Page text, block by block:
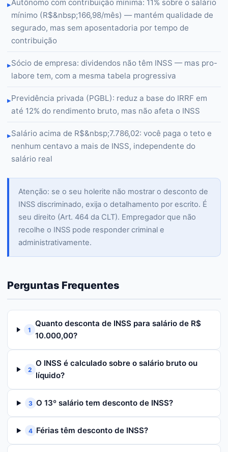
▸Autônomo com contribuição mínima: 11% sobre o salário
mínimo (R$&nbsp;166,98/mês) — mantém qualidade de
segurado, mas sem aposentadoria por tempo de
contribuição
▸Sócio de empresa: dividendos não têm INSS — mas pro-
labore tem, com a mesma tabela progressiva
▸Previdência privada (PGBL): reduz a base do IRRF em
até 12% do rendimento bruto, mas não afeta o INSS
▸Salário acima de R$&nbsp;7.786,02: você paga o teto e
nenhum centavo a mais de INSS, independente do
salário real
Atenção: se o seu holerite não mostrar o desconto de
INSS discriminado, exija o detalhamento por escrito. É
seu direito (Art. 464 da CLT). Empregador que não
recolhe o INSS pode responder criminal e
administrativamente.
Perguntas Frequentes
1
Quanto desconta de INSS para salário de R$
10.000,00?
2
O INSS é calculado sobre o salário bruto ou
líquido?
3 O 13º salário tem desconto de INSS?
4 Férias têm desconto de INSS?